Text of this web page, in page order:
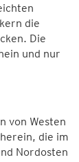
die
Die
und nur
von Westen
die im
Nordosten